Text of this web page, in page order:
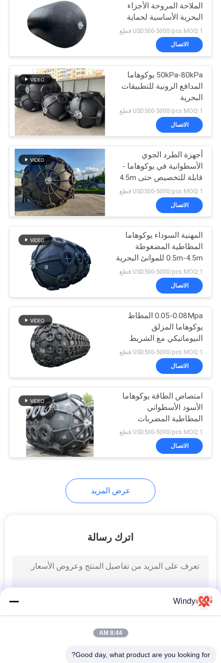
مصدات مملوءة
بالرغوة
66
د مصدات مطاطية
31
مصدات مطاطية
بحرية
21
مصدات مطاطية
أسطوانية
33
مخروطية
23
مصدات مطاطية
خلوية
الملاحة المروحة الأجزاء
البحرية الأساسية لحماية
السفن
USD500-5000/pcs MOQ:1 قطع
الاتصال
50kPa-80kPa يوكوهاما
المدافع الرونية للتطبيقات
البحرية
USD500-5000/pcs MOQ:1 قطع
الاتصال
أجهزة الطرد الجوي
الأسطوانية في يوكوهاما -
قابلة للتخصيص حتى 4.5m
USD500-5000/pcs MOQ:1 قطع
الاتصال
المهنية السوداء يوكوهاما
المطاطية المضغوطة
0.5m-4.5m للموانئ البحرية
USD500-5000/pcs MOQ:1 قطع
الاتصال
0.05-0.08Mpa المطاط
يوكوهاما المزلق
النيوماتيكي مع الشريط
الحار المعالج
USD500-5000/pcs MOQ:1 قطع
الاتصال
امتصاص الطاقة يوكوهاما
الأسود الأسطواني
المطاطية المضربات
الروائية للمدافع البحرية
USD500-5000/pcs MOQ:1 قطع
الاتصال
عرض المزيد
اترك رسالة
Windy
8:44 AM
Good day, what product are you looking for?